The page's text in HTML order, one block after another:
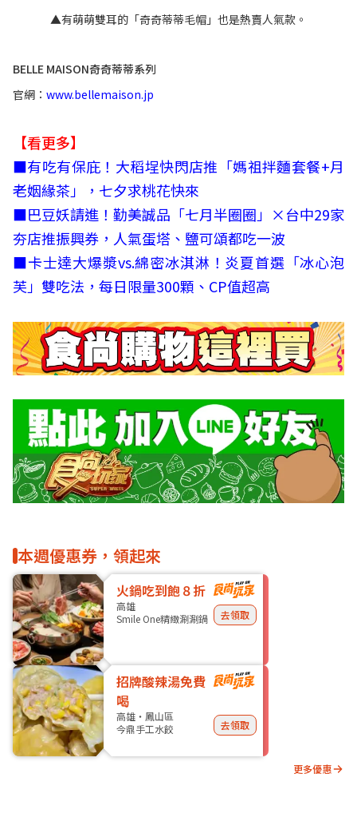
▲有萌萌雙耳的「奇奇蒂蒂毛帽」也是熱賣人氣款。
BELLE MAISON奇奇蒂蒂系列
官網： www.bellemaison.jp
【看更多】
■有吃有保庇！大稻埕快閃店推「媽祖拌麵套餐+月
老姻緣茶」，七夕求桃花快來
■巴豆妖請進！勤美誠品「七月半圈圈」×台中29家
夯店推振興券，人氣蛋塔、鹽可頌都吃一波
■卡士達大爆漿vs.綿密冰淇淋！炎夏首選「冰心泡
芙」雙吃法，每日限量300顆、CP值超高
本週優惠券，領起來
火鍋吃到飽８折
高雄
Smile One精緻涮涮鍋
去領取
招牌酸辣湯免費
喝
高雄・鳳山區
今鼎手工水餃
去領取
更多優惠